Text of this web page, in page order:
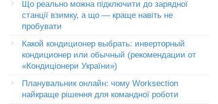
Що реально можна підключити до зарядної
станції взимку, а що — краще навіть не
пробувати
Какой кондиционер выбрать: инверторный
кондиционер или обычный (рекомендации от
«Кондиціонери України»)
Планувальник онлайн: чому Worksection
найкраще рішення для командної роботи